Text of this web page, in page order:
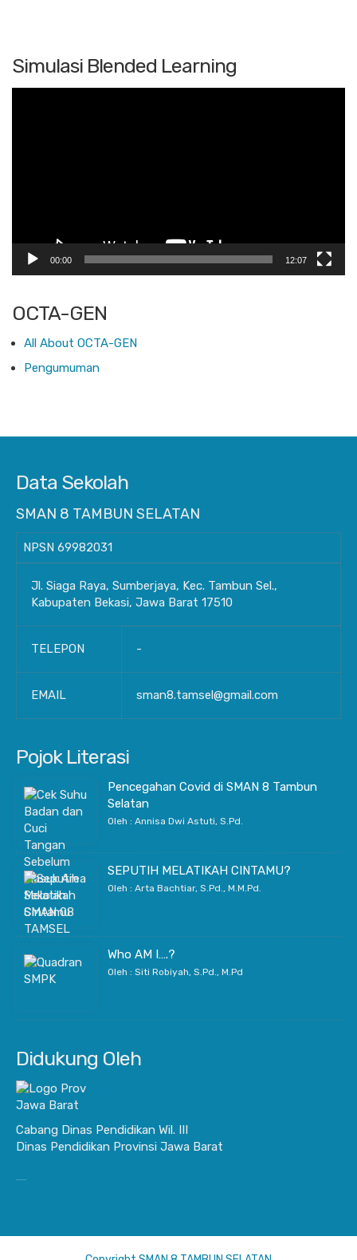
Simulasi Blended Learning
00:00 12:07
OCTA-GEN
All About OCTA-GEN
Pengumuman
Data Sekolah
SMAN 8 TAMBUN SELATAN
NPSN 69982031
Jl. Siaga Raya, Sumberjaya, Kec. Tambun Sel.,
Kabupaten Bekasi, Jawa Barat 17510
TELEPON -
EMAIL sman8.tamsel@gmail.com
Pojok Literasi
Pencegahan Covid di SMAN 8 Tambun
Selatan
Oleh : Annisa Dwi Astuti, S.Pd.
SEPUTIH MELATIKAH CINTAMU?
Oleh : Arta Bachtiar, S.Pd., M.M.Pd.
Who AM I….?
Oleh : Siti Robiyah, S.Pd., M.Pd
Didukung Oleh
Cabang Dinas Pendidikan Wil. III
Dinas Pendidikan Provinsi Jawa Barat